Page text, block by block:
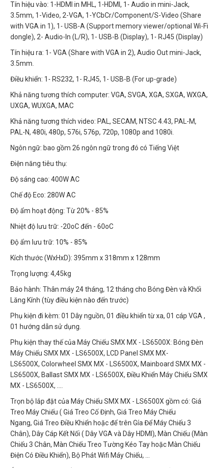
Tín hiệu vào: 1-HDMI in MHL, 1-HDMI, 1- Audio in mini-Jack,
3.5mm, 1-Video, 2-VGA, 1-YCbCr/Component/S-Video (Share
with VGA in 1), 1- USB-A (Support memory viewer/optional Wi-Fi
dongle), 2- Audio-In (L/R), 1- USB-B (Display), 1- RJ45 (Display)
Tín hiệu ra: 1- VGA (Share with VGA in 2), Audio Out mini-Jack,
3.5mm.
Điều khiển: 1- RS232, 1- RJ45, 1- USB-B (For up-grade)
Khả năng tương thích computer: VGA, SVGA, XGA, SXGA, WXGA,
UXGA, WUXGA, MAC
Khả năng tương thích video: PAL, SECAM, NTSC 4.43, PAL-M,
PAL-N, 480i, 480p, 576i, 576p, 720p, 1080p and 1080i.
Ngôn ngữ: bao gồm 26 ngôn ngữ trong đó có Tiếng Việt
Điện năng tiêu thụ:
Độ sáng cao: 400W AC
Chế độ Eco: 280W AC
Độ ẩm hoạt động: Từ 20% - 85%
Nhiệt độ lưu trữ: -20oC đến - 60oC
Độ ẩm lưu trữ: 10% - 85%
Kích thước (WxHxD): 395mm x 318mm x 128mm
Trọng lượng: 4,45kg
Bảo hành: Thân máy 24 tháng, 12 tháng cho Bóng Đèn và Khối
Lăng Kính (tùy điều kiện nào đến trước)
Phụ kiện đi kèm: 01 Dây nguồn, 01 điều khiển từ xa, 01 cáp VGA ,
01 hướng dẫn sử dụng.
Phụ kiện thay thế của Máy Chiếu SMX MX - LS6500X: Bóng Đèn
Máy Chiếu SMX MX - LS6500X, LCD Panel SMX MX-
LS6500X, Colorwheel SMX MX - LS6500X, Mainboard SMX MX -
LS6500X, Ballast SMX MX - LS6500X, Điều Khiển Máy Chiếu SMX
MX - LS6500X, ....
Trọn bộ lắp đặt của Máy Chiếu SMX MX - LS6500X gồm có: Giá
Treo Máy Chiếu ( Giá Treo Cố Định, Giá Treo Máy Chiếu
Ngang, Giá Treo Điều Khiển hoặc để trên Gía Để Máy Chiếu 3
Chân), Dây Cáp Kết Nối ( Dây VGA và Dây HDMI), Màn Chiếu (Màn
Chiếu 3 Chân, Màn Chiếu Treo Tường Kéo Tay hoặc Màn Chiếu
Điện Có Điều Khiển), Bộ Phát Wifi Máy Chiếu, ...